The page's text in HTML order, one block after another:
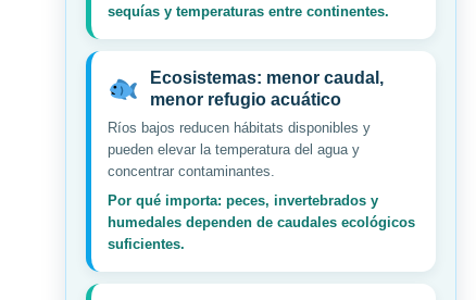
sequías y temperaturas entre continentes.
Ecosistemas: menor caudal,
menor refugio acuático
Ríos bajos reducen hábitats disponibles y
pueden elevar la temperatura del agua y
concentrar contaminantes.
Por qué importa: peces, invertebrados y
humedales dependen de caudales ecológicos
suficientes.